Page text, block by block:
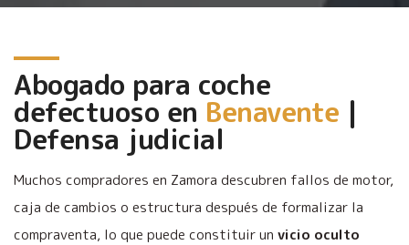
Abogado para coche
defectuoso en Benavente |
Defensa judicial
Muchos compradores en Zamora descubren fallos de motor,
caja de cambios o estructura después de formalizar la
compraventa, lo que puede constituir un vicio oculto